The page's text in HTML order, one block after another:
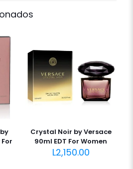
Crystal Noir by Versace
90ml EDT For Women
L2,150.00